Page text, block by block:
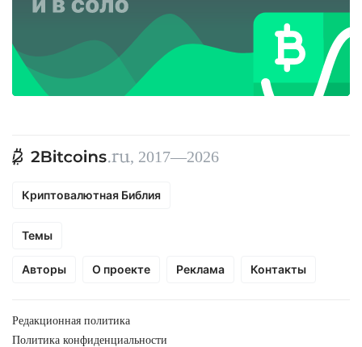
, 2017—2026
Криптовалютная Библия
Темы
Авторы О проекте Реклама Контакты
Редакционная политика
Политика конфиденциальности